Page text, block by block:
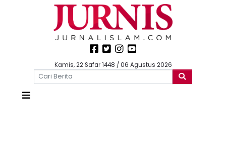
Kamis, 22 Safar 1448 / 06 Agustus 2026